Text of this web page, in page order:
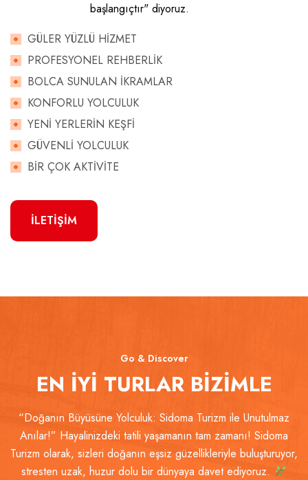
başlangıçtır" diyoruz.
GÜLER YÜZLÜ HİZMET
PROFESYONEL REHBERLİK
BOLCA SUNULAN İKRAMLAR
KONFORLU YOLCULUK
YENİ YERLERİN KEŞFİ
GÜVENLİ YOLCULUK
BİR ÇOK AKTİVİTE
İLETİŞİM
Go & Discover
EN İYİ TURLAR BİZİMLE
“Doğanın Büyüsüne Yolculuk: Sidoma Turizm ile Unutulmaz
Anılar!” Hayalinizdeki tatili yaşamanın tam zamanı! Sidoma
Turizm olarak, sizleri doğanın eşsiz güzellikleriyle buluşturuyor,
stresten uzak, huzur dolu bir dünyaya davet ediyoruz.